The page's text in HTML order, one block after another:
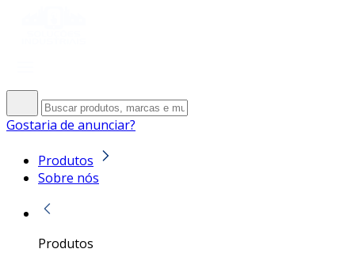
Gostaria de anunciar?
Produtos
Sobre nós
Produtos